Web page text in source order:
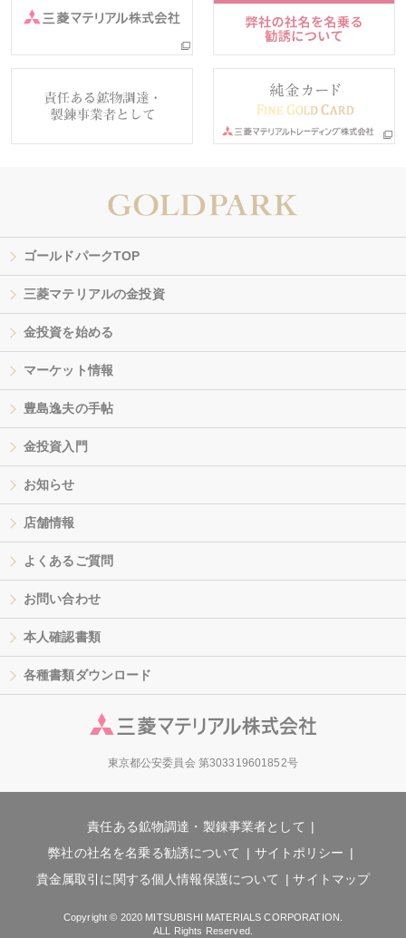
ゴールドパークTOP
三菱マテリアルの金投資
金投資を始める
マーケット情報
豊島逸夫の手帖
金投資入門
お知らせ
店舗情報
よくあるご質問
お問い合わせ
本人確認書類
各種書類ダウンロード
東京都公安委員会 第303319601852号
責任ある鉱物調達・製錬事業者として
弊社の社名を名乗る勧誘について
サイトポリシー
貴金属取引に関する個人情報保護について
サイトマップ
Copyright © 2020 MITSUBISHI MATERIALS CORPORATION.
ALL Rights Reserved.